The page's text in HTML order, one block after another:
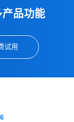
品功能
试用